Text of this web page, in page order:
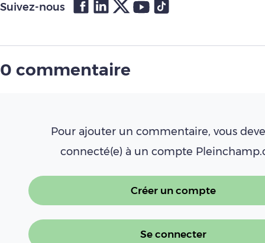
Suivez-nous
0 commentaire
Pour ajouter un commentaire, vous
connecté(e) à un compte
Créer un compte
Se connecter